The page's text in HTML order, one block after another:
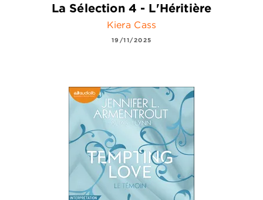
La Sélection 4 - L'Héritière
Kiera Cass
19/11/2025